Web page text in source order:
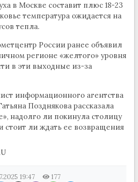
в Москве составит плюс 18-23
температура ожидается на
тепла.
России ранее объявил
регионе «желтого» уровня
в эти выходные из-за
информационного агентства
Позднякова рассказала
надолго ли покинула столицу
стоит ли ждать ее возвращения
19:47 177